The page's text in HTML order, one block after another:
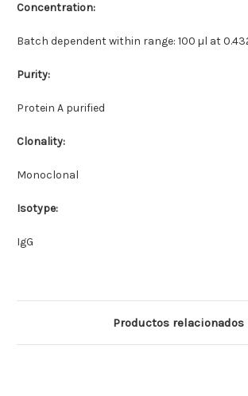
Concentration:
Batch dependent within range: 100 µl at
Purity:
Protein A purified
Clonality:
Monoclonal
Isotype:
IgG
Productos relacionados